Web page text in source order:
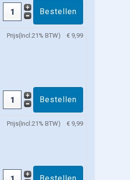
Prijs(Incl.21% BTW) € 9,99
Prijs(Incl.21% BTW) € 9,99